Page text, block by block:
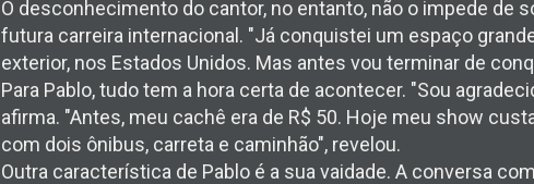
O desconhecimento do cantor, no entanto, não o impede de
futura carreira internacional. "Já conquistei um espaço
exterior, nos Estados Unidos. Mas antes vou terminar de
Para Pablo, tudo tem a hora certa de acontecer. "Sou
afirma. "Antes, meu cachê era de R$ 50. Hoje meu show
com dois ônibus, carreta e caminhão", revelou.
Outra característica de Pablo é a sua vaidade. A conversa